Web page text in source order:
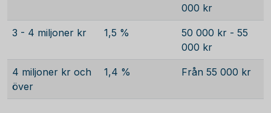
000 kr
3 - 4 miljoner kr 1,5 %
50 000 kr - 55
000 kr
4 miljoner kr och
över
1,4 % Från 55 000 kr